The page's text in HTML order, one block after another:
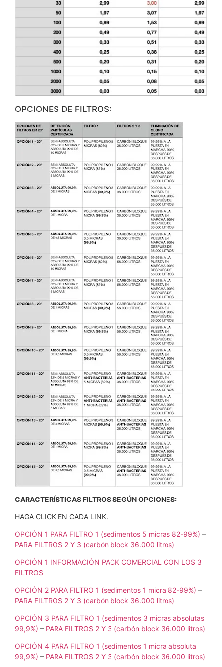
OPCIONES DE FILTROS:
CARACTERÍSTICAS FILTROS SEGÚN OPCIONES:
HAGA CLICK EN CADA LINK.
OPCIÓN 1 PARA FILTRO 1 (sedimentos 5 micras 82-99%) –
PARA FILTROS 2 Y 3 (carbón block 36.000 litros)
OPCIÓN 1 INFORMACIÓN PACK COMERCIAL CON LOS 3
FILTROS
OPCIÓN 2 PARA FILTRO 1 (sedimentos 1 micra 82-99%) –
PARA FILTROS 2 Y 3 (carbón block 36.000 litros)
OPCIÓN 3 PARA FILTRO 1 (sedimentos 3 micras absolutas
99,9%) – PARA FILTROS 2 Y 3 (carbón block 36.000 litros)
OPCIÓN 4 PARA FILTRO 1 (sedimentos 1 micra absoluta
99,9%) – PARA FILTROS 2 Y 3 (carbón block 36.000 litros)